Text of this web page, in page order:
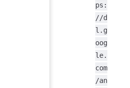
ps:
//d
l.g
oog
le.
com
/an